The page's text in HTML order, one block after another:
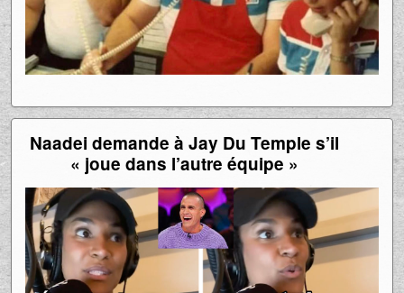
Naadei demande à Jay Du Temple s’il
« joue dans l’autre équipe »